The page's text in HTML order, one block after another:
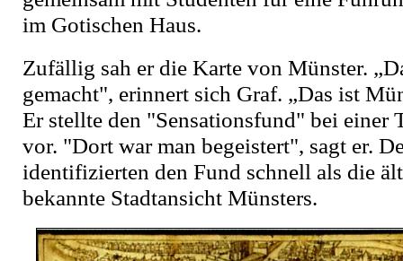
im Gotischen Haus.
Zufällig sah er die Karte von Münster.
gemacht", erinnert sich Graf. „Das ist
Er stellte den "Sensationsfund" bei einer
vor. "Dort war man begeistert", sagt er.
identifizierten den Fund schnell als die
bekannte Stadtansicht Münsters.